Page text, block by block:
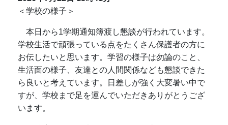
＜学校の様子＞
本日から1学期通知簿渡し懇談が行われています。
学校生活で頑張っている点をたくさん保護者の方に
お伝したいと思います。学習の様子は勿論のこと、
生活面の様子、友達との人間関係なども懇談できた
ら良いと考えています。日差しが強く大変暑い中で
すが、学校まで足を運んでいただきありがとうござ
います。